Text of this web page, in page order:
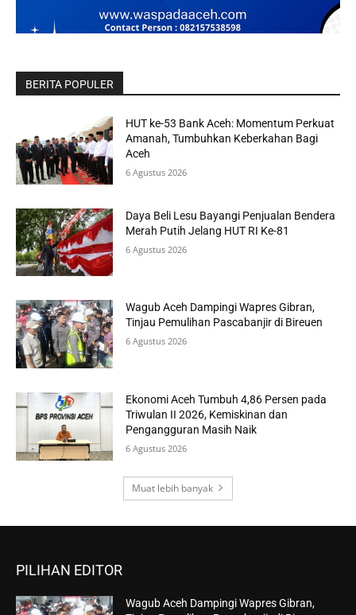
BERITA POPULER
HUT ke-53 Bank Aceh: Momentum Perkuat
Amanah, Tumbuhkan Keberkahan Bagi
Aceh
6 Agustus 2026
Daya Beli Lesu Bayangi Penjualan Bendera
Merah Putih Jelang HUT RI Ke-81
6 Agustus 2026
Wagub Aceh Dampingi Wapres Gibran,
Tinjau Pemulihan Pascabanjir di Bireuen
6 Agustus 2026
Ekonomi Aceh Tumbuh 4,86 Persen pada
Triwulan II 2026, Kemiskinan dan
Pengangguran Masih Naik
6 Agustus 2026
Muat lebih banyak
PILIHAN EDITOR
Wagub Aceh Dampingi Wapres Gibran,